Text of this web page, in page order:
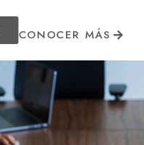
CONOCER MÁS